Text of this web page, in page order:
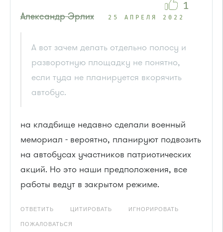
Александр Эрлих 25 АПРЕЛЯ 2022
А вот зачем делать отдельно полосу и
разворотную площадку не понятно,
если туда не планируется вкорячить
автобус.
на кладбище недавно сделали военный
мемориал - вероятно, планируют подвозить
на автобусах участников патриотических
акций. Но это наши предположения, все
работы ведут в закрытом режиме.
ОТВЕТИТЬ ЦИТИРОВАТЬ ИГНОРИРОВАТЬ
ПОЖАЛОВАТЬСЯ
1